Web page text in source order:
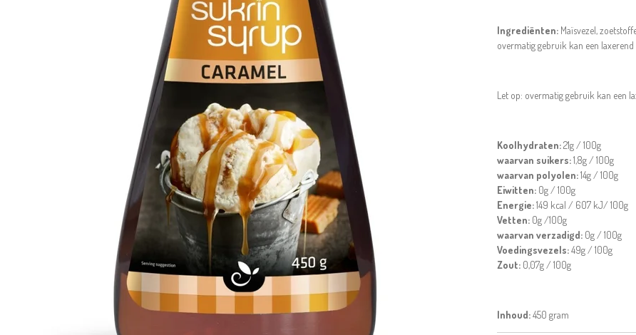
Ingrediënten: Maïsvezel,
overmatig gebruik kan een laxerend
Let op: overmatig gebruik kan een
Koolhydraten:21g / 100g
waarvan suikers:1,8g / 100g
waarvan polyolen:14g / 100g
Eiwitten: 0g / 100g
Energie:149 kcal / 607 kJ/ 100g
Vetten: 0g /100g
waarvan verzadigd: 0g / 100g
Voedingsvezels:49g / 100g
Zout: 0,07g / 100g
Inhoud:450 gram